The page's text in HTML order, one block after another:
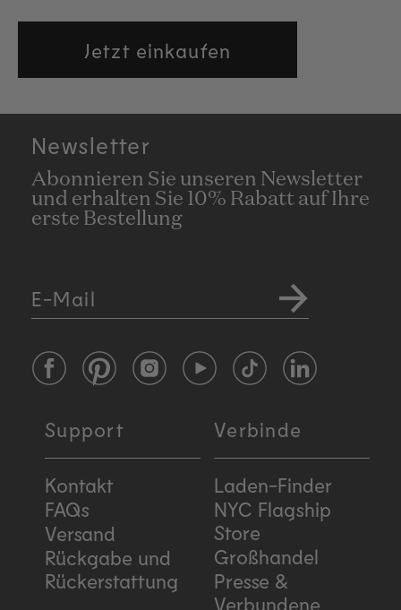
Jetzt einkaufen
Newsletter
Abonnieren Sie unseren Newsletter
und erhalten Sie 10% Rabatt auf Ihre
erste Bestellung
E-Mail
FacebookPinterestInstagramYouTubeTikTokLinkedIn
Support
Kontakt
FAQs
Versand
Rückgabe und
Rückerstattung
Verbinde
Laden-Finder
NYC Flagship
Store
Großhandel
Presse &
Verbundene